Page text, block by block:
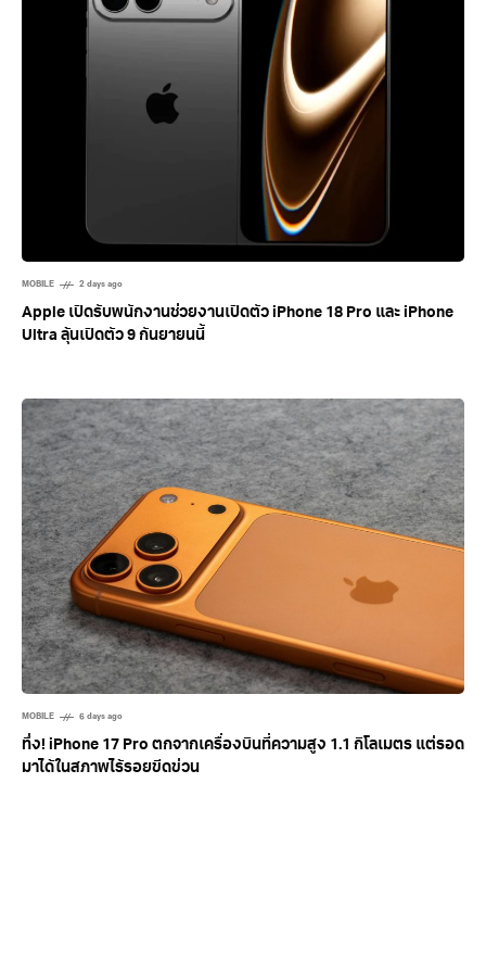
MOBILE 2 days ago
Apple เปิดรับพนักงานช่วยงานเปิดตัว iPhone 18 Pro และ iPhone
Ultra ลุ้นเปิดตัว 9 กันยายนนี้
MOBILE 6 days ago
ทึ่ง! iPhone 17 Pro ตกจากเครื่องบินที่ความสูง 1.1 กิโลเมตร แต่รอด
มาได้ในสภาพไร้รอยขีดข่วน